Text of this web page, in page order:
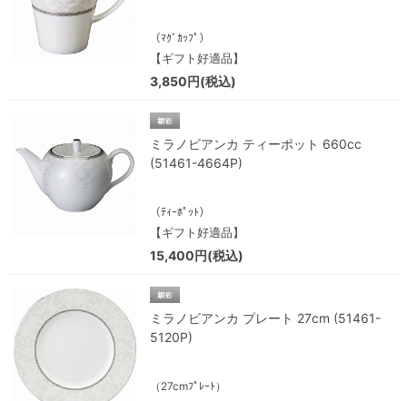
（ﾏｸﾞｶｯﾌﾟ）
【ギフト好適品】
3,850円(税込)
ミラノビアンカ ティーポット 660cc
(51461-4664P)
（ﾃｨｰﾎﾟｯﾄ）
【ギフト好適品】
15,400円(税込)
ミラノビアンカ プレート 27cm (51461-
5120P)
（27cmﾌﾟﾚｰﾄ）